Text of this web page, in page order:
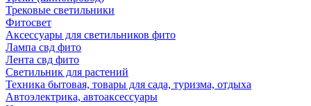
Трековые светильники
Фитосвет
Аксессуары для светильников фито
Лампа свд фито
Лента свд фито
Светильник для растений
Техника бытовая, товары для сада, туризма, отдыха
Автоэлектрика, автоаксессуары